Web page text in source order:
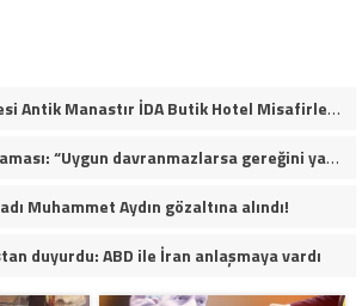
Kazdağları’nın Gözdesi Antik Manastır İDA Butik Hotel Misafirlerinden Tam Not Alıyor
Trump’tan İran açıklaması: “Uygun davranmazlarsa gereğini yaparım”
Muhammet Aydın gözaltına alındı!
duyurdu: ABD ile İran anlaşmaya vardı